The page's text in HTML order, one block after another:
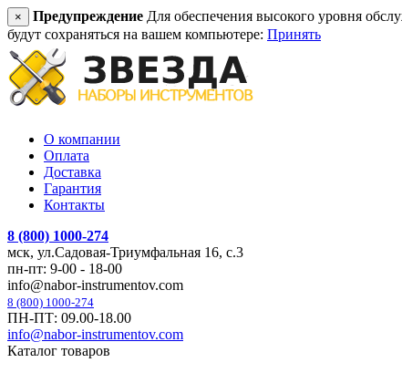
× Предупреждение Для обеспечения высокого уровня
будут сохраняться на вашем компьютере: Принять
О компании
Оплата
Доставка
Гарантия
Контакты
8 (800) 1000-274
мск, ул.Садовая-Триумфальная 16, с.3
пн-пт: 9-00 - 18-00
info@nabor-instrumentov.com
8 (800) 1000-274
ПН-ПТ: 09.00-18.00
info@nabor-instrumentov.com
Каталог товаров